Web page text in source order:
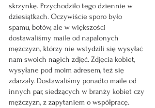
skrzynkę. Przychodziło tego dziennie w
dziesiątkach. Oczywiście sporo było
spamu, botów, ale w większości
dostawaliśmy maile od napalonych
mężczyzn, którzy nie wstydzili się wysyłać
nam swoich nagich zdjęć. Zdjęcia kobiet,
wysyłane pod moim adresem, też się
zdarzały. Dostawaliśmy ponadto maile od
innych par, siedzących w branży kobiet czy
mężczyzn, z zapytaniem o współpracę.